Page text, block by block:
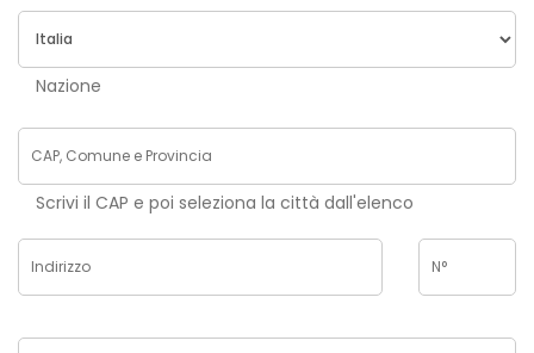
Nazione
Scrivi il CAP e poi seleziona la città dall'elenco